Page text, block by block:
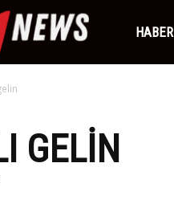
Number1HABER
GELIN